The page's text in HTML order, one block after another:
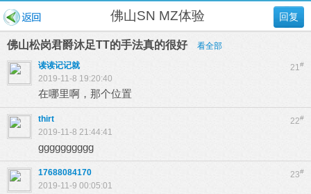
回复
佛山SN MZ体验
佛山松岗君爵沐足TT的手法真的很好 看全部
21#
读读记记就
2019-11-8 19:20:40
在哪里啊，那个位置
22#
thirt
2019-11-8 21:44:41
gggggggggg
23#
17688084170
2019-11-9 00:05:01